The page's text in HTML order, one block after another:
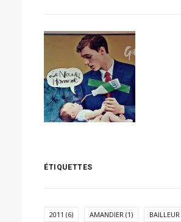
ÉTIQUETTES
2011 (6) AMANDIER (1) BAILLEUR